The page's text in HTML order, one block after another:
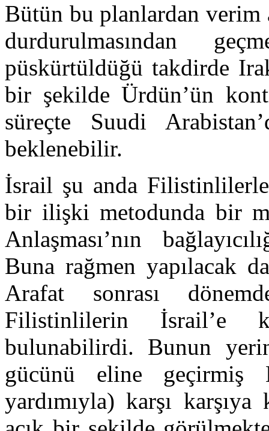
Bütün bu planlardan verim
durdurulmasından
püskürtüldüğü takdirde
bir şekilde Ürdün’ün
süreçte Suudi
beklenebilir.
İsrail şu anda
bir ilişki metodunda bir
Anlaşması’nın
Buna rağmen yapılacak
Arafat sonrası
Filistinlilerin İsrail’e
bulunabilirdi. Bunun
gücünü eline geçirmiş
yardımıyla) karşı